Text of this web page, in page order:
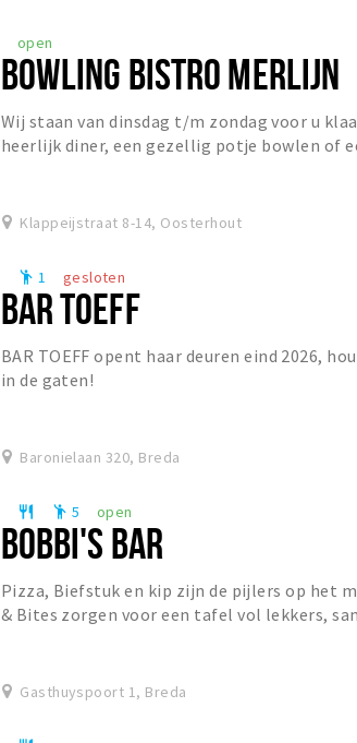
open
BOWLING BISTRO MERLIJN
Wij staan van dinsdag t/m zondag voor u
heerlijk diner, een gezellig potje bowlen of
Klappeijstraat 8-14, Oosterhout
emoji_people 1 gesloten
BAR TOEFF
BAR TOEFF opent haar deuren eind 2026,
in de gaten!
Baronielaan 320, Breda
restaurant emoji_people 5 open
BOBBI'S BAR
Pizza, Biefstuk en kip zijn de pijlers op het
& Bites zorgen voor een tafel vol lekkers,
Gasthuyspoort 1, Breda